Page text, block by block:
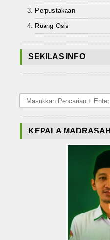
Perpustakaan
Ruang Osis
SEKILAS INFO
KEPALA MADRASAH